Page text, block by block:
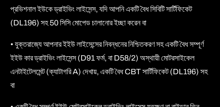
প্রভিশনাল ইউকে ড্রাইভিং লাইসেন্স, যদি আপনি একটি বৈধ সিবিটি সার্টিফিকেট
(DL196) সহ 50 সিসি মোপেড চালানোর ইচ্ছা করেন বা
• যুক্তরাজ্যে আপনার ইইউ লাইসেন্সের নিবন্ধনের নিশ্চিতকরণ সহ একটি বৈধ সম্পূর্ণ
ইইউ কার ড্রাইভিং লাইসেন্স (D91 ফর্ম, বা D58/2) অস্থায়ী মোটরসাইকেল
এনটাইটেলমেন্ট (ক্যাটাগরি A) দেখায়, একটি বৈধ CBT সার্টিফিকেট (DL196) সহ
বা